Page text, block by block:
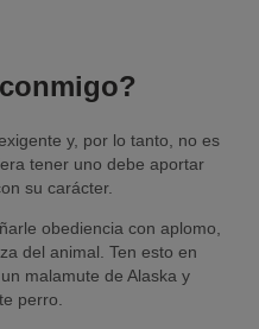
y, por lo tanto, no es
tener uno debe aportar
su carácter.
obediencia con aplomo,
del animal. Ten esto en
malamute de Alaska y
perro.